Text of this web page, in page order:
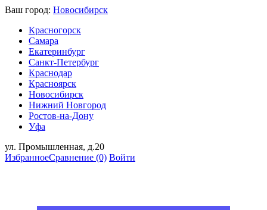
Ваш город: Новосибирск
Красногорск
Самара
Екатеринбург
Санкт-Петербург
Краснодар
Красноярск
Новосибирск
Нижний Новгород
Ростов-на-Дону
Уфа
ул. Промышленная, д.20
ИзбранноеСравнение (0) Войти